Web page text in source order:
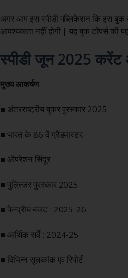
अगर आप इस स्पीडी पब्लिकेशन कि इस
आवश्यकता नहीं होगी | यह बुक टॉपर्स की
स्पीडीजून2025 करेंट
मुख्य आकर्षण
■ अंतरराष्ट्रीय बुकर पुरस्कार 2025
■ भारत के 86 वें ग्रैंडमास्टर
■ ऑपरेशन सिंदूर
■ पुलित्जर पुरस्कार 2025
■ केन्द्रीय बजट : 2025-26
■ आर्थिक सर्वे : 2024-25
■ विभिन्न सूचकांक एवं रिपोर्ट